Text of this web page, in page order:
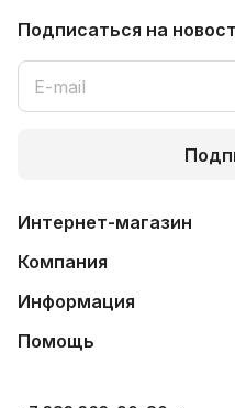
Подписаться на
Интернет-магазин
Компания
Информация
Помощь